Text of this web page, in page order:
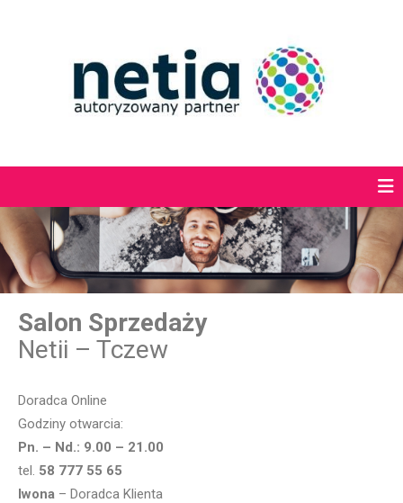
Salon Sprzedaży
Netii – Tczew
Doradca Online
Godziny otwarcia:
Pn. – Nd.: 9.00 – 21.00
tel. 58 777 55 65
Iwona – Doradca Klienta